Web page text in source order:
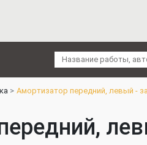
Амортизатор передний, левый -